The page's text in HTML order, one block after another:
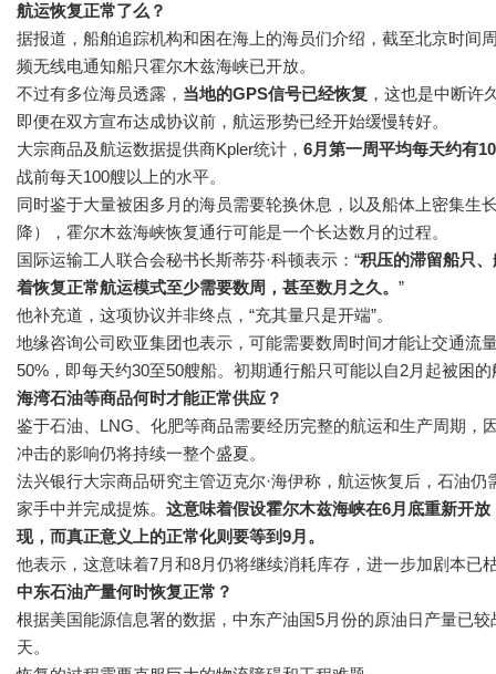
航运恢复正常了么？
据报道，船舶追踪机构和困在海上的海员们介绍，截至北京时间
频无线电通知船只霍尔木兹海峡已开放。
不过有多位海员透露， 当地的GPS信号已经恢复 ，这也是中断许
即便在双方宣布达成协议前，航运形势已经开始缓慢转好。
大宗商品及航运数据提供商Kpler统计， 6月第一周平均每天约有
战前每天100艘以上的水平。
同时鉴于大量被困多月的海员需要轮换休息，以及船体上密集生
降），霍尔木兹海峡恢复通行可能是一个长达数月的过程。
国际运输工人联合会秘书长斯蒂芬·科顿表示：“积压的滞留船只
着恢复正常航运模式至少需要数周，甚至数月之久。 ”
他补充道，这项协议并非终点，“充其量只是开端”。
地缘咨询公司欧亚集团也表示，可能需要数周时间才能让交通流
50%，即每天约30至50艘船。初期通行船只可能以自2月起被困
海湾石油等商品何时才能正常供应？
鉴于石油、LNG、化肥等商品需要经历完整的航运和生产周期，
冲击的影响仍将持续一整个盛夏。
法兴银行大宗商品研究主管迈克尔·海伊称，航运恢复后，石油仍
家手中并完成提炼。 这意味着假设霍尔木兹海峡在6月底重新开
现，而真正意义上的正常化则要等到9月。
他表示，这意味着7月和8月仍将继续消耗库存，进一步加剧本已
中东石油产量何时恢复正常？
根据美国能源信息署的数据，中东产油国5月份的原油日产量已
天。